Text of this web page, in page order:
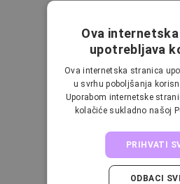
Nude makeup
Makeup ali neutralnim
tonovima kože te se koriste
zemljanih pigmenata za
Nude makeup naglašava
osobe i često se koristi kao
Samo jedan od razloga
uvrstiti u svoju makeup
Ova
upotrebljava
Ova internetska stranica
u svrhu poboljšanja
Uporabom internetske
kolačiće sukladno našoj
PRIHVATI
ODBACI